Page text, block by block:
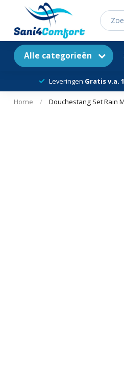
Alle categorieën
Leveringen Gratis v.a.
Home / Douchestang Set Rain